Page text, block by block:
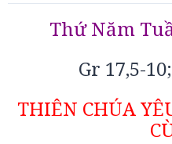
Thứ Năm
Gr 17,5-
THIÊN CHÚA